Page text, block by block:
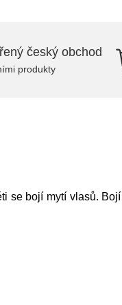
český obchod
produkty
se bojí mytí vlasů.